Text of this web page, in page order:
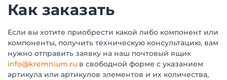
Как заказать
Если вы хотите приобрести какой либо компонент или
компоненты, получить техническую консультацию, вам
нужно отправить заявку на наш почтовый ящик
info@kremnium.ru в свободной форме с указанием
артикула или артикулов элементов и их количества,